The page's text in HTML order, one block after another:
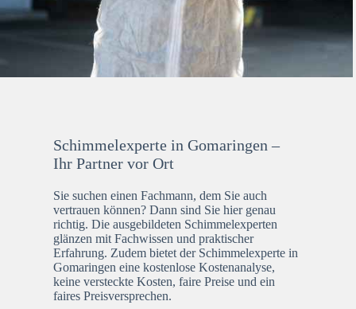
Schimmelexperte in Gomaringen –
Ihr Partner vor Ort
Sie suchen einen Fachmann, dem Sie auch
vertrauen können? Dann sind Sie hier genau
richtig. Die ausgebildeten Schimmelexperten
glänzen mit Fachwissen und praktischer
Erfahrung. Zudem bietet der Schimmelexperte in
Gomaringen eine kostenlose Kostenanalyse,
keine versteckte Kosten, faire Preise und ein
faires Preisversprechen.